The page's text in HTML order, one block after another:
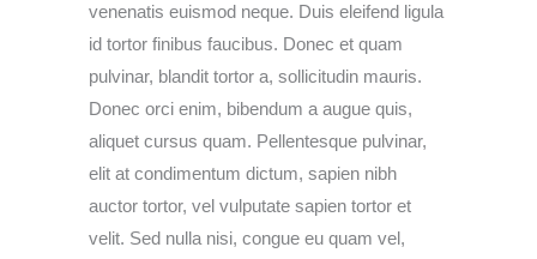
venenatis euismod neque. Duis eleifend ligula
id tortor finibus faucibus. Donec et quam
pulvinar, blandit tortor a, sollicitudin mauris.
Donec orci enim, bibendum a augue quis,
aliquet cursus quam. Pellentesque pulvinar,
elit at condimentum dictum, sapien nibh
auctor tortor, vel vulputate sapien tortor et
velit. Sed nulla nisi, congue eu quam vel,